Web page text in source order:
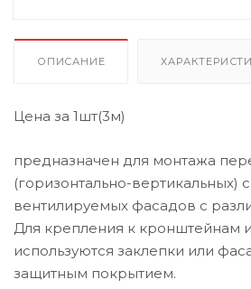
ОПИСАНИЕ
Цена за 1шт(3м)
предназначен для монтажа
(горизонтально-вертикальных)
вентилируемых фасадов с
Для крепления к кронштейнам
используются заклепки или
защитным покрытием.
Тротуарная плитка
Плиты ОСБ